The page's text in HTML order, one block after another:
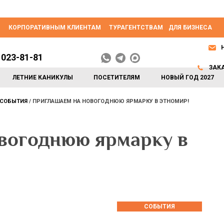
КОРПОРАТИВНЫМ КЛИЕНТАМ ТУРАГЕНТСТВАМ ДЛЯ БИЗНЕСА
ЛЕТНИЕ КАНИКУЛЫ ПОСЕТИТЕЛЯМ НОВЫЙ ГОД 2027
81-81
СОБЫТИЯ ПРИГЛАШАЕМ НА НОВОГОДНЮЮ ЯРМАРКУ В ЭТНОМИР!
ярмарку в
СОБЫТИЯ